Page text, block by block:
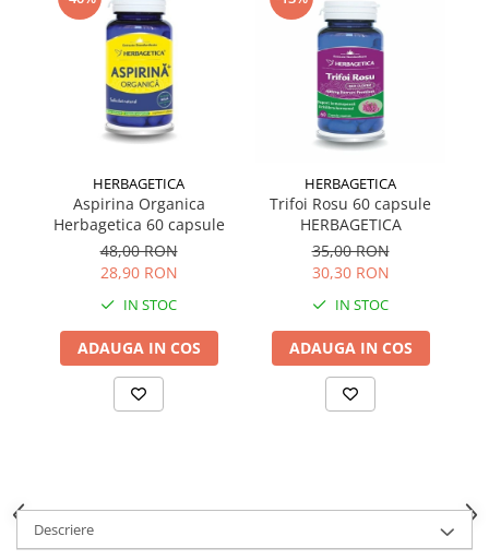
HERBAGETICA
Aspirina Organica
Herbagetica 60 capsule
48,00 RON
28,90 RON
IN STOC
ADAUGA IN COS
HERBAGETICA
Trifoi Rosu 60 capsule
HERBAGETICA
35,00 RON
30,30 RON
IN STOC
ADAUGA IN COS
Descriere